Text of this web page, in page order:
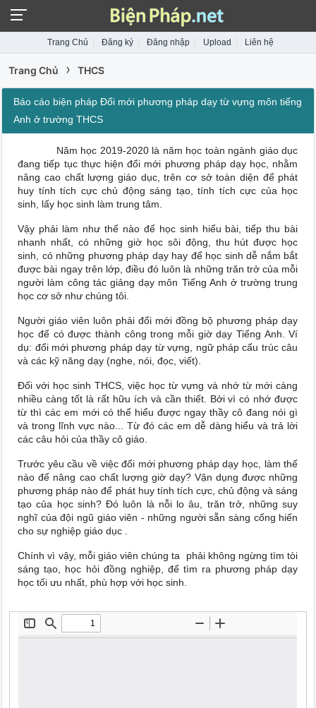
Trang Chủ Đăng ký Đăng nhập Upload Liên hệ
Trang Chủ › THCS
Báo cáo biện pháp Đổi mới phương pháp dạy từ vựng môn tiếng
Anh ở trường THCS
Năm học 2019-2020 là năm học toàn ngành giáo dục
đang tiếp tục thực hiện đổi mới phương pháp dạy học, nhằm
nâng cao chất lượng giáo dục, trên cơ sở toàn diện để phát
huy tính tích cực chủ động sáng tạo, tính tích cực của học
sinh, lấy học sinh làm trung tâm.
Vậy phải làm như thế nào để học sinh hiểu bài, tiếp thu bài
nhanh nhất, có những giờ học sôi động, thu hút được học
sinh, có những phương pháp dạy hay để học sinh dễ nắm bắt
được bài ngay trên lớp, điều đó luôn là những trăn trở của mỗi
người làm công tác giảng dạy môn Tiếng Anh ở trường trung
học cơ sở như chúng tôi.
Người giáo viên luôn phải đổi mới đồng bộ phương pháp dạy
học để có được thành công trong mỗi giờ dạy Tiếng Anh. Ví
dụ: đổi mới phương pháp dạy từ vựng, ngữ pháp cấu trúc câu
và các kỹ năng dạy (nghe, nói, đọc, viết).
Đối với học sinh THCS, việc học từ vựng và nhớ từ mới càng
nhiều càng tốt là rất hữu ích và cần thiết. Bởi vì có nhớ được
từ thì các em mới có thể hiểu được ngay thầy cô đang nói gì
và trong lĩnh vực nào... Từ đó các em dễ dàng hiểu và trả lời
các câu hỏi của thầy cô giáo.
Trước yêu cầu về việc đổi mới phương pháp dạy học, làm thế
nào để nâng cao chất lượng giờ dạy? Vận dụng được những
phương pháp nào để phát huy tính tích cực, chủ động và sáng
tạo của học sinh? Đó luôn là nỗi lo âu, trăn trở, những suy
nghĩ của đội ngũ giáo viên - những người sẵn sàng cống hiến
cho sự nghiệp giáo dục .
Chính vì vậy, mỗi giáo viên chúng ta phải không ngừng tìm tòi
sáng tạo, học hỏi đồng nghiệp, để tìm ra phương pháp dạy
học tối ưu nhất, phù hợp với học sinh.